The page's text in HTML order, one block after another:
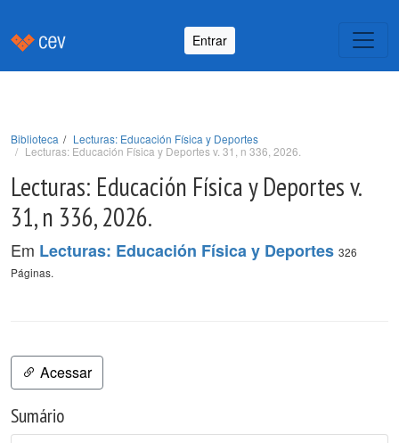
Entrar
Biblioteca
Lecturas: Educación Física y Deportes
Lecturas: Educación Física y Deportes v. 31, n 336, 2026.
Lecturas: Educación Física y Deportes v.
31, n 336, 2026.
Em Lecturas: Educación Física y Deportes 326
Páginas.
Acessar
Sumário